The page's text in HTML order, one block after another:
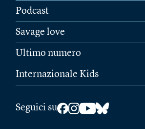
Podcast
Savage love
Ultimo numero
Internazionale Kids
Seguici su